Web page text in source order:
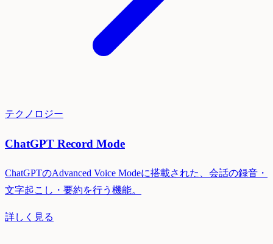
テクノロジー
ChatGPT Record Mode
ChatGPTのAdvanced Voice Modeに搭載された、会話の録音・
文字起こし・要約を行う機能。
詳しく見る